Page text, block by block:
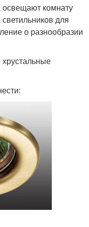
комнату
для
о разнообразии